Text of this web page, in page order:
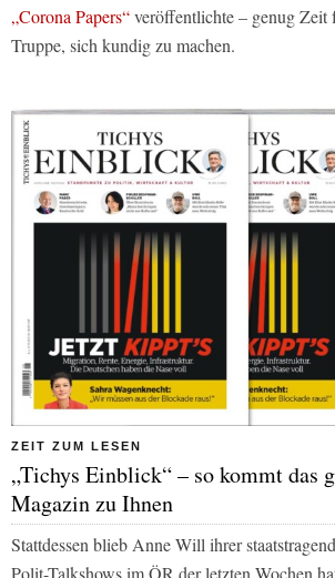
„Corona Papers“veröffentlichte – genug
Truppe, sich kundig zu machen.
ZEIT ZUM LESEN
„Tichys Einblick“ – so kommt das
Magazin zu Ihnen
Stattdessen blieb Anne Will ihrer
Polit-Talkshows im ÖR der letzten Wochen